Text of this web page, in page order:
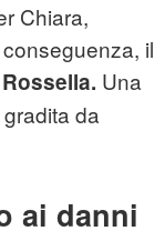
Chiara,
il
Rossella. Una
da
ai danni